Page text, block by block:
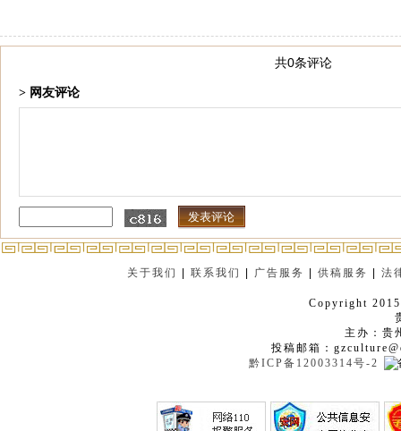
共0条评论
> 网友评论
关于我们 |联系我们 | 广告服务 |供稿服务 |法
Copyright
主办：贵
投稿邮箱：
黔ICP备12003314号-2